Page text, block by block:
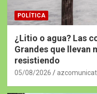
POLÍTICA
¿Litio o agua? Las
Grandes que llevan
resistiendo
05/08/2026